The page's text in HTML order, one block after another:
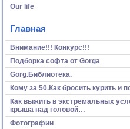
Our life
Главная
Внимание!!! Конкурс!!!
Подборка софта от Gorga
Gorg.Библиотека.
Кому за 50.Как бросить курить и
Как выжить в экстремальных
крыша над головой…
Фотографии